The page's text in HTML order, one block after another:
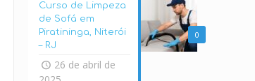
0
Curso de Limpeza
de Sofá em
Piratininga, Niterói
– RJ
26 de abril de